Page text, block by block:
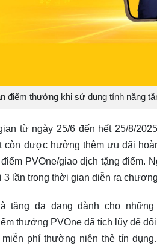
điểm thưởng khi sử dụng tính năng
từ ngày 25/6 đến hết 25/8/
còn được hưởng thêm ưu đãi
PVOne/giao dịch tặng điểm.
lần trong thời gian diễn ra
tặng đa dạng dành cho
thưởng PVOne đã tích lũy để
phí thường niên thẻ tín